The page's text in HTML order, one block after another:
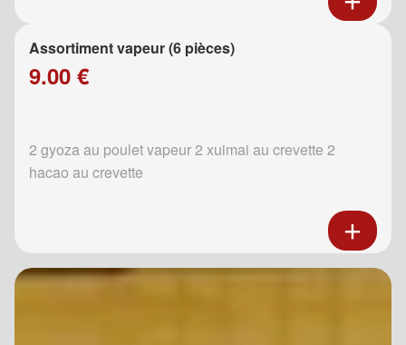
Assortiment vapeur (6 pièces)
9.00 €
2 gyoza au poulet vapeur 2 xuimai au crevette 2
hacao au crevette